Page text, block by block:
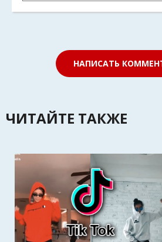
НАПИСАТЬ
ЧИТАЙТЕ ТАКЖЕ